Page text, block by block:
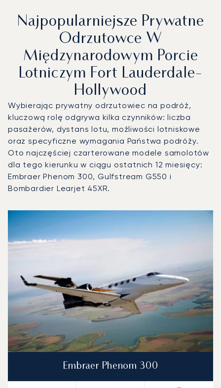
Najpopularniejsze Prywatne
Odrzutowce W
Międzynarodowym Porcie
Lotniczym Fort Lauderdale-
Hollywood
Wybierając prywatny odrzutowiec na podróż,
kluczową rolę odgrywa kilka czynników: liczba
pasażerów, dystans lotu, możliwości lotniskowe
oraz specyficzne wymagania Państwa podróży.
Oto najczęściej czarterowane modele samolotów
dla tego kierunku w ciągu ostatnich 12 miesięcy:
Embraer Phenom 300, Gulfstream G550 i
Bombardier Learjet 45XR.
Zdjęcie samolotu
Model samolotu
Prędkość (km/h)
Prędkość (węzły)
Zasięg (NM)
Embraer Phenom 300